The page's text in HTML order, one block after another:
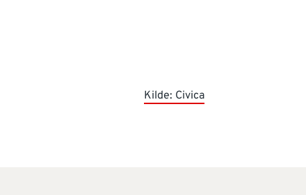
Kilde: Civica